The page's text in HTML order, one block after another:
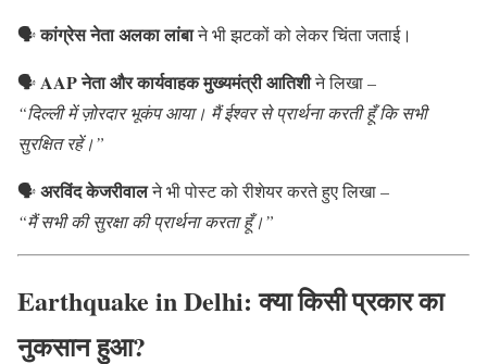
🗣कांग्रेस नेता अलका लांबाने भी झटकों को लेकर चिंता जताई।
🗣AAP नेता और कार्यवाहक मुख्यमंत्री आतिशीने लिखा –
“दिल्ली में ज़ोरदार भूकंप आया। मैं ईश्वर से प्रार्थना करती हूँ कि सभी
सुरक्षित रहें।”
🗣अरविंद केजरीवालने भी पोस्ट को रीशेयर करते हुए लिखा –
“मैं सभी की सुरक्षा की प्रार्थना करता हूँ।”
Earthquake in Delhi: क्या किसी प्रकार का
नुकसान हुआ?